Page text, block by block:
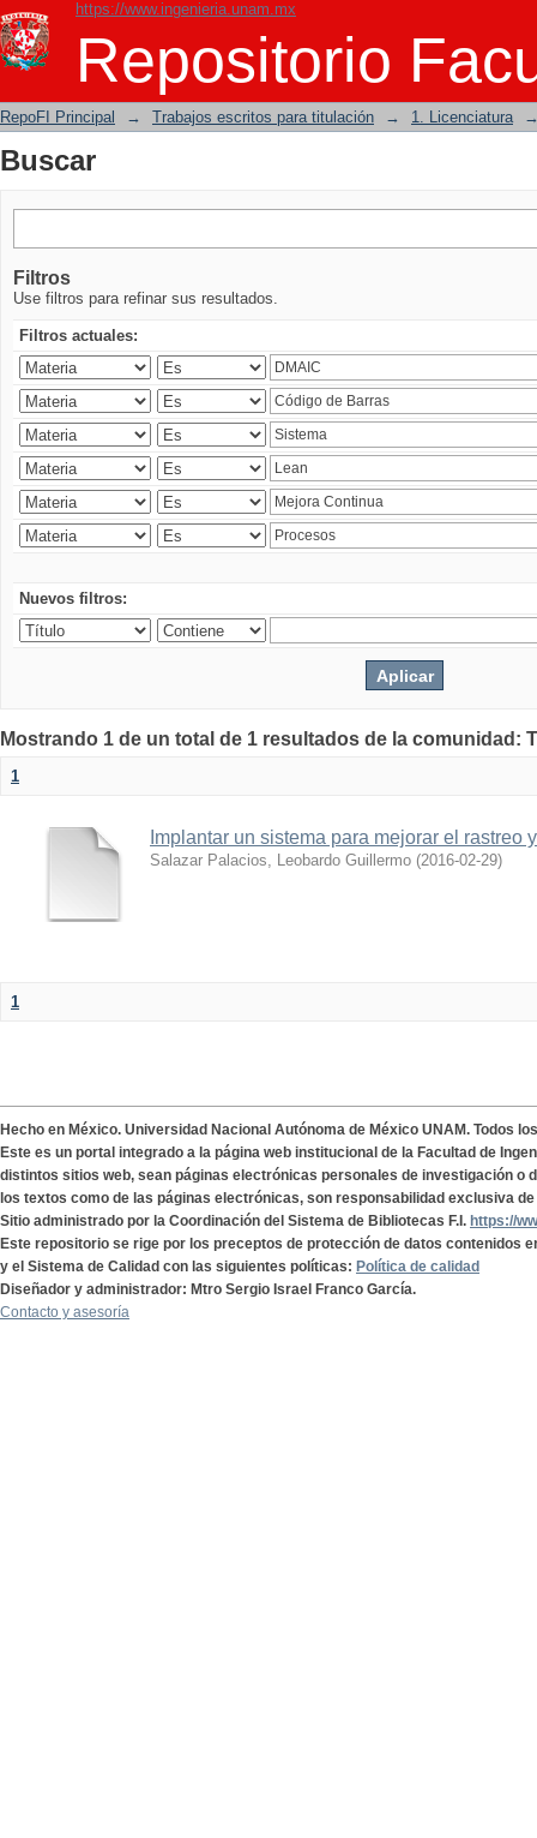
https://www.ingenieria.unam.mx
Repositorio
Buscar
RepoFI Principal → Trabajos escritos para titulación → 1. Licenciatura
Buscar
Filtros
Use filtros para refinar sus resultados.
Filtros actuales:
Nuevos filtros:
Mostrando 1 de un total de 1 resultados de la comunidad:
1
Implantar un sistema para mejorar el rastreo
Salazar Palacios, Leobardo Guillermo (2016-02-29)
1
Hecho en México. Universidad Nacional Autónoma de México UNAM. Todos
Este es un portal integrado a la página web institucional de la Facultad de
distintos sitios web, sean páginas electrónicas personales de investigación o
los textos como de las páginas electrónicas, son responsabilidad exclusiva
Sitio administrado por la Coordinación del Sistema de Bibliotecas F.I. https://
Este repositorio se rige por los preceptos de protección de datos contenidos
y el Sistema de Calidad con las siguientes políticas: Política de calidad
Diseñador y administrador: Mtro Sergio Israel Franco García.
Contacto y asesoría